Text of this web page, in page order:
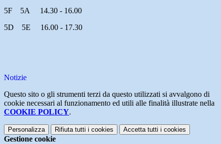
5F 5A
14.30 - 16.00
5D 5E
16.00 - 17.30
Notizie
Questo sito o gli strumenti terzi da questo utilizzati si avvalgono di
cookie necessari al funzionamento ed utili alle finalità illustrate nella
COOKIE POLICY.
Personalizza Rifiuta tutti i cookies Accetta tutti i cookies
Gestione cookie